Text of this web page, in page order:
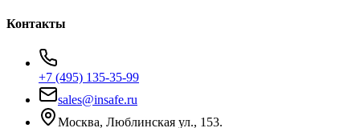
Контакты
+7 (495) 135-35-99
sales@insafe.ru
Москва, Люблинская ул., 153.